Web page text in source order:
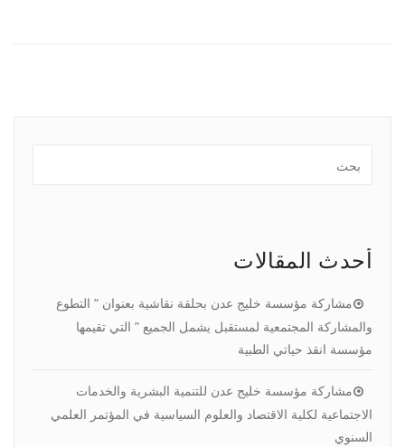
أحدث المقالات
مشاركة مؤسسة خليج عدن بحلقة نقاشية بعنوان ” التطوع
والمشاركة المجتمعية لمستقبل يشمل الجميع ” التي تقيمها
مؤسسة انقذ حياتي الطبية
مشاركة مؤسسة خليج عدن للتنمية البشرية والخدمات
الاجتماعية لكلية الاقتصاد والعلوم السياسية في المؤتمر العلمي
السنوي